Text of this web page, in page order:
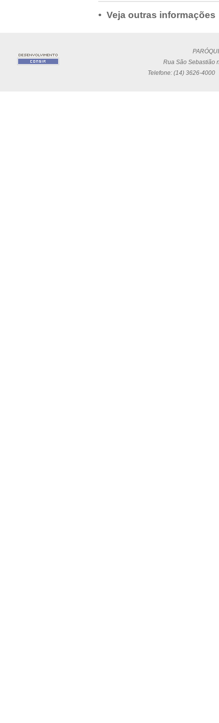
• Veja outras informações
Rua São Sebastião
Telefone: (14) 3626-